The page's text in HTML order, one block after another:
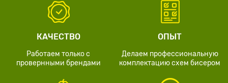
КАЧЕСТВО
Работаем только с
провернными брендами
ОПЫТ
Делаем профессиональную
комплектацию схем бисером